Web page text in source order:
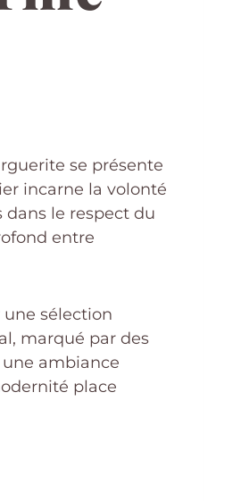
se présente
incarne la volonté
le respect du
entre
une sélection
marqué par des
ambiance
place